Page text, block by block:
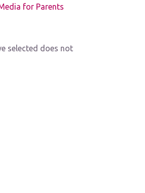
selected does not